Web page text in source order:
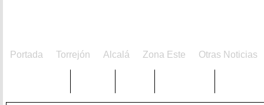
Portada Torrejón Alcalá Zona Este Otras Noticias